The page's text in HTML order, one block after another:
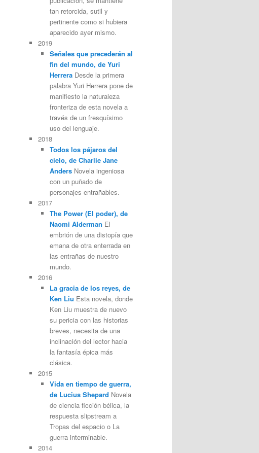
tan retorcida, sutil y
pertinente como si hubiera
aparecido ayer mismo.
2019
Señales que precederán al
fin del mundo, de Yuri
HerreraDesde la primera
palabra Yuri Herrera pone de
manifiesto la naturaleza
fronteriza de esta novela a
través de un fresquísimo
uso del lenguaje.
2018
Todos los pájaros del
cielo, de Charlie Jane
AndersNovela ingeniosa
con un puñado de
personajes entrañables.
2017
The Power (El poder), de
Naomi Alderman El
embrión de una distopía que
emana de otra enterrada en
las entrañas de nuestro
mundo.
2016
La gracia de los reyes, de
Ken Liu Esta novela, donde
Ken Liu muestra de nuevo
su pericia con las historias
breves, necesita de una
inclinación del lector hacia
la fantasía épica más
clásica.
2015
Vida en tiempo de guerra,
de Lucius Shepard Novela
de ciencia ficción bélica, la
respuesta slipstream a
Tropas del espacio o La
guerra interminable.
2014